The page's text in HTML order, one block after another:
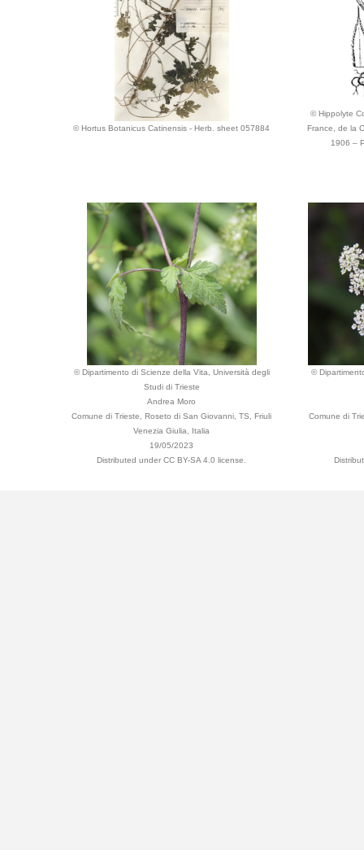
© Hortus Botanicus Catinensis - Herb. sheet 057884
© Hippolyte
France, de la
1906 –
© Dipartimento di Scienze della Vita, Università degli
Studi di Trieste
Andrea Moro
Comune di Trieste, Roseto di San Giovanni, TS, Friuli
Venezia Giulia, Italia
19/05/2023
Distributed under CC BY-SA 4.0 license.
©
Comune di